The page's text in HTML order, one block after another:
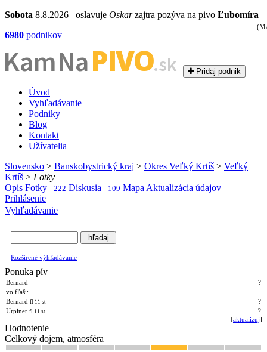
Sobota 8.8.2026 oslavuje Oskarzajtra pozýva na pivo Ľubomíra
6980 podnikov
Kam NaPIVO.sk Pridaj podnik
Úvod
Vyhľadávanie
Podniky
Blog
Kontakt
Užívatelia
Slovensko > Banskobystrický kraj > Okres Veľký Krtíš > Veľký
Krtíš > Fotky
Opis Fotky - 222 Diskusia - 109 Mapa Aktualizácia údajov
Prihlásenie
Vyhľadávanie
Rozšírené výhľadávanie
Ponuka pív
Bernard
?
vo fľaši:
Bernard fl 11 st
?
Urpiner fl 11 st
?
[aktualizuj]
Hodnotenie
Celkový dojem, atmosféra